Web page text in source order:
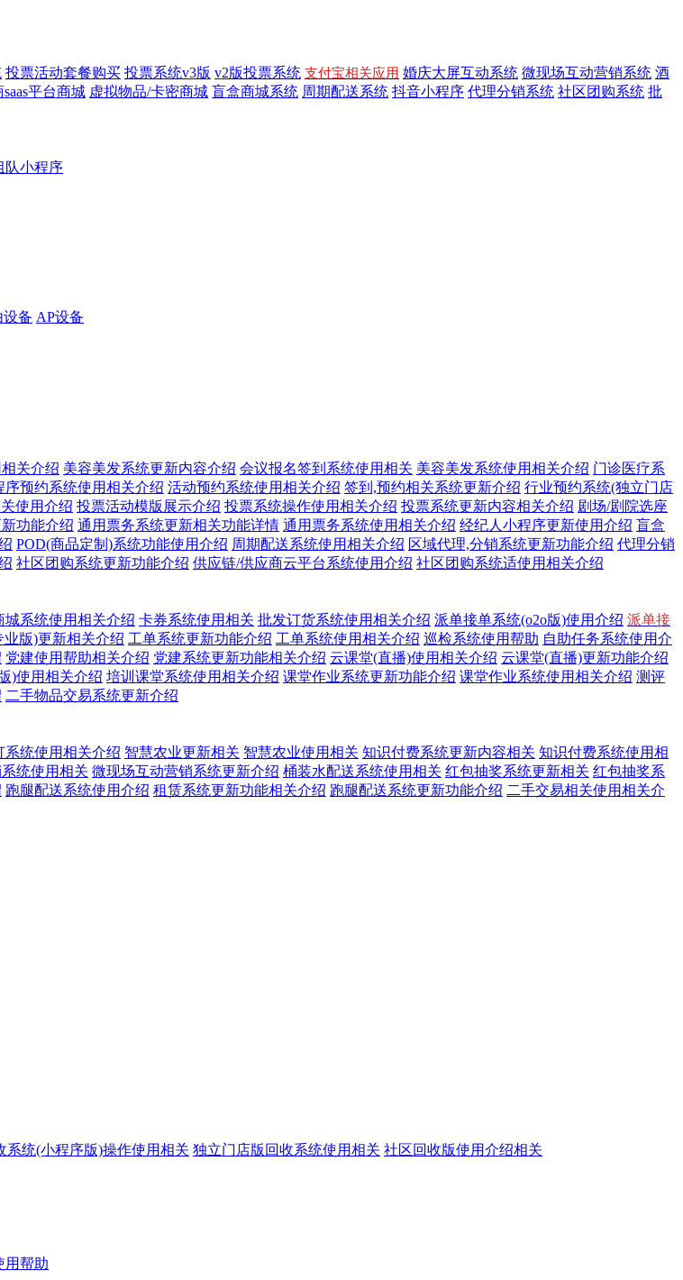
投票活动套餐购买 投票系统v3版 v2版投票系统 支付宝相关应用 婚庆大屏互动系统 微现场互动营销系统 酒
平台商城 虚拟物品/卡密商城 盲盒商城系统 周期配送系统 抖音小程序 代理分销系统 社区团购系统 批
队小程序
设备 AP设备
关介绍 美容美发系统更新内容介绍 会议报名签到系统使用相关 美容美发系统使用相关介绍 门诊医疗系
序预约系统使用相关介绍 活动预约系统使用相关介绍 签到,预约相关系统更新介绍 行业预约系统(独立门店
使用介绍 投票活动模版展示介绍 投票系统操作使用相关介绍 投票系统更新内容相关介绍 剧场/剧院选座
功能介绍 通用票务系统更新相关功能详情 通用票务系统使用相关介绍 经纪人小程序更新使用介绍 盲盒
POD(商品定制)系统功能使用介绍 周期配送系统使用相关介绍 区域代理,分销系统更新功能介绍 代理分销
社区团购系统更新功能介绍 供应链/供应商云平台系统使用介绍 社区团购系统适使用相关介绍
城系统使用相关介绍 卡券系统使用相关 批发订货系统使用相关介绍 派单接单系统(o2o版)使用介绍 派单接
版)更新相关介绍 工单系统更新功能介绍 工单系统使用相关介绍 巡检系统使用帮助 自助任务系统使用介
党建使用帮助相关介绍 党建系统更新功能相关介绍 云课堂(直播)使用相关介绍 云课堂(直播)更新功能介绍
)使用相关介绍 培训课堂系统使用相关介绍 课堂作业系统更新功能介绍 课堂作业系统使用相关介绍 测评
二手物品交易系统更新介绍
系统使用相关介绍 智慧农业更新相关 智慧农业使用相关 知识付费系统更新内容相关 知识付费系统使用相
统使用相关 微现场互动营销系统更新介绍 桶装水配送系统使用相关 红包抽奖系统更新相关 红包抽奖系
跑腿配送系统使用介绍 租赁系统更新功能相关介绍 跑腿配送系统更新功能介绍 二手交易相关使用相关介
系统(小程序版)操作使用相关 独立门店版回收系统使用相关 社区回收版使用介绍相关
用帮助